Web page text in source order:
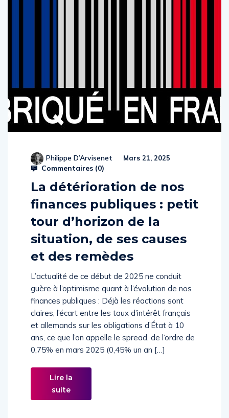
Philippe D’Arvisenet Mars 21, 2025
Commentaires (0)
La détérioration de nos
finances publiques : petit
tour d’horizon de la
situation, de ses causes
et des remèdes
L’actualité de ce début de 2025 ne conduit
guère à l’optimisme quant à l’évolution de nos
finances publiques : Déjà les réactions sont
claires, l’écart entre les taux d’intérêt français
et allemands sur les obligations d’État à 10
ans, ce que l’on appelle le spread, de l’ordre de
0,75% en mars 2025 (0,45% un an […]
Lire la
suite